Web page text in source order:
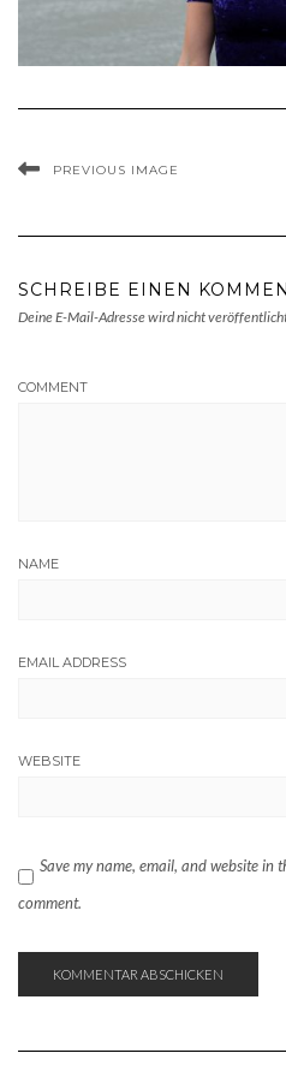
PREVIOUS IMAGE
SCHREIBE EINEN
Deine E-Mail-Adresse wird nicht
COMMENT
NAME
EMAIL ADDRESS
WEBSITE
Save my name, email, and website in
comment.